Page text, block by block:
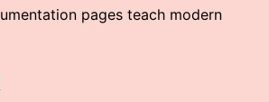
pages teach modern